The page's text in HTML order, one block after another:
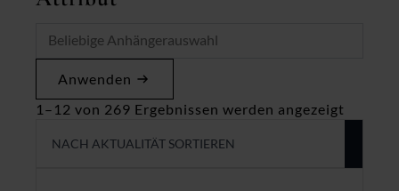
Anwenden
1–12 von 269 Ergebnissen werden angezeigt